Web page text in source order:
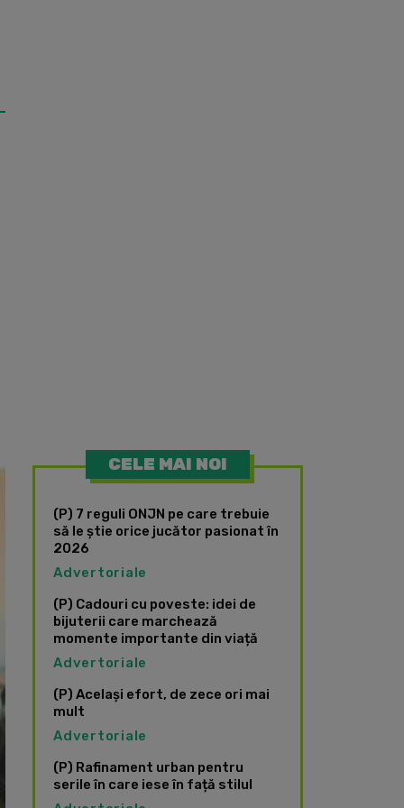
CELE MAI NOI
(P) 7 reguli ONJN pe care trebuie
să le știe orice jucător pasionat în
2026
Advertoriale
(P) Cadouri cu poveste: idei de
bijuterii care marchează
momente importante din viață
Advertoriale
(P) Același efort, de zece ori mai
mult
Advertoriale
(P) Rafinament urban pentru
serile în care iese în față stilul